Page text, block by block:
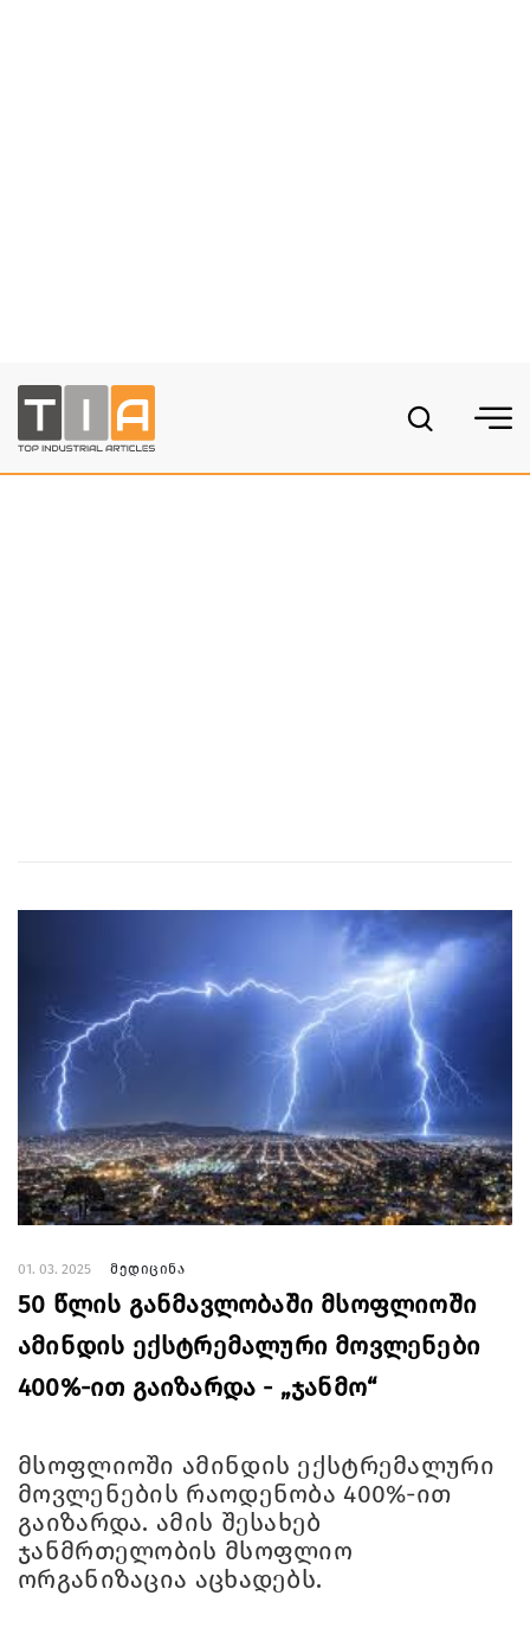
01. 03. 2025 მედიცინა
50 წლის განმავლობაში მსოფლიოში
ამინდის ექსტრემალური მოვლენები
400%-ით გაიზარდა - „ჯანმო“
მსოფლიოში ამინდის ექსტრემალური
მოვლენების რაოდენობა 400%-ით
გაიზარდა. ამის შესახებ
ჯანმრთელობის მსოფლიო
ორგანიზაცია აცხადებს.